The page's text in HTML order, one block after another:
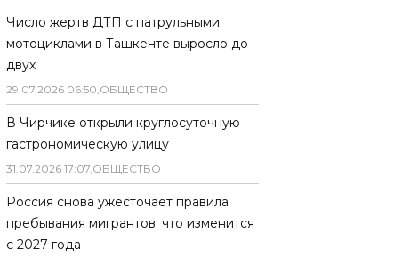
Число жертв ДТП с патрульными
мотоциклами в Ташкенте выросло до
двух
29.07.2026 06:50,ОБЩЕСТВО
В Чирчике открыли круглосуточную
гастрономическую улицу
31.07.2026 17:07,ОБЩЕСТВО
Россия снова ужесточает правила
пребывания мигрантов: что изменится
с 2027 года